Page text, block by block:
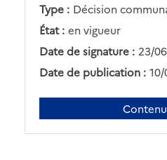
Type : Décision
État : en vigueur
Date de signature : 23/
Date de publication :